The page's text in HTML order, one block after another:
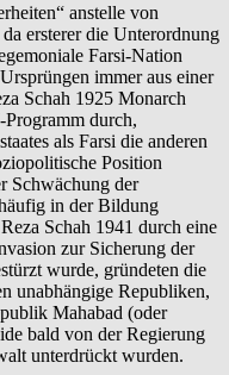
anstelle von
ersterer die Unterordnung
Farsi-Nation
immer aus einer
Schah 1925 Monarch
durch,
als Farsi die anderen
Position
Schwächung der
in der Bildung
Schah 1941 durch eine
zur Sicherung der
wurde, gründeten die
unabhängige Republiken,
Mahabad (oder
bald von der Regierung
unterdrückt wurden.